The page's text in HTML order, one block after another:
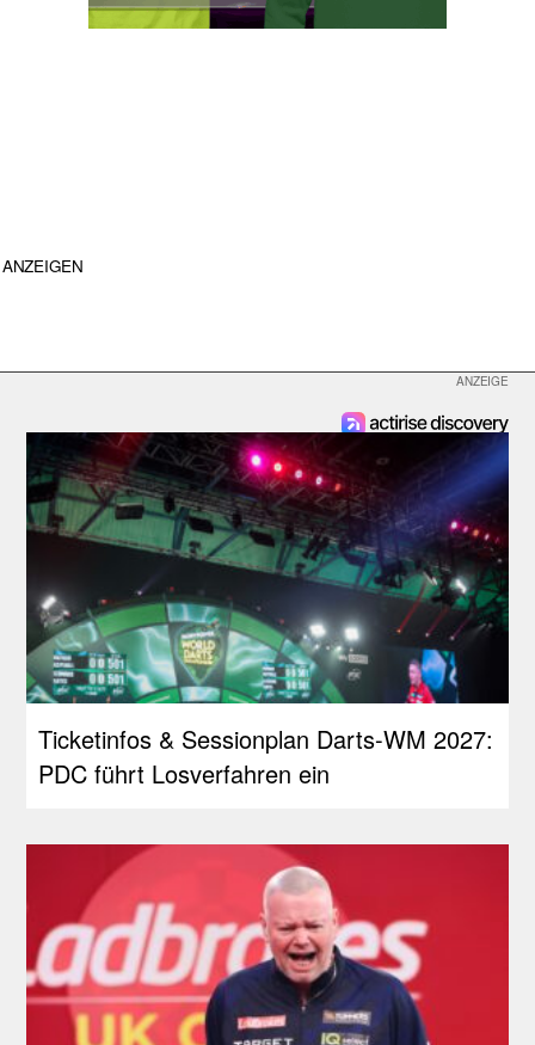
ANZEIGEN
Ticketinfos & Sessionplan Darts-WM 2027:
PDC führt Losverfahren ein